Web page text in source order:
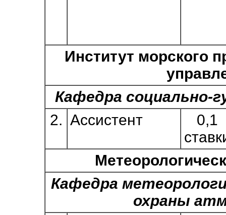
Институт морского
Кафедра социально-
2. Ассистент
0,1
Кафедра
охраны